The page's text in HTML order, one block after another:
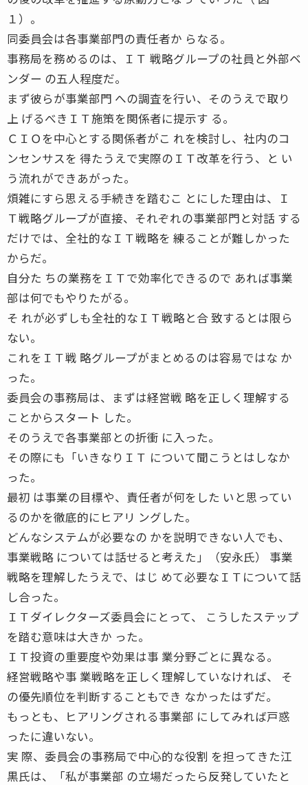
１）。
同委員会は各事業部門の責任者か らなる。
事務局を務めるのは、ＩＴ 戦略グループの社員と外部ベ
ンダー の五人程度だ。
まず彼らが事業部門 への調査を行い、そのうえで取り
上 げるべきＩＴ施策を関係者に提示す る。
ＣＩＯを中心とする関係者がこ れを検討し、社内のコ
ンセンサスを 得たうえで実際のＩＴ改革を行う、と い
う流れができあがった。
煩雑にすら思える手続きを踏むこ とにした理由は、Ｉ
Ｔ戦略グループが直接、それぞれの事業部門と対話 する
だけでは、全社的なＩＴ戦略を 練ることが難しかった
からだ。
自分た ちの業務をＩＴで効率化できるので あれば事業
部は何でもやりたがる。
そ れが必ずしも全社的なＩＴ戦略と合 致するとは限ら
ない。
これをＩＴ戦 略グループがまとめるのは容易ではな か
った。
委員会の事務局は、まずは経営戦 略を正しく理解する
ことからスタート した。
そのうえで各事業部との折衝 に入った。
その際にも「いきなりＩＴ について聞こうとはしなか
った。
最初 は事業の目標や、責任者が何をした いと思ってい
るのかを徹底的にヒアリ ングした。
どんなシステムが必要なの かを説明できない人でも、
事業戦略 については話せると考えた」（安永氏） 事業
戦略を理解したうえで、はじ めて必要なＩＴについて話
し合った。
ＩＴダイレクターズ委員会にとって、 こうしたステップ
を踏む意味は大きか った。
ＩＴ投資の重要度や効果は事 業分野ごとに異なる。
経営戦略や事 業戦略を正しく理解していなければ、 そ
の優先順位を判断することもでき なかったはずだ。
もっとも、ヒアリングされる事業部 にしてみれば戸惑
ったに違いない。
実 際、委員会の事務局で中心的な役割 を担ってきた江
黒氏は、「私が事業部 の立場だったら反発していたと